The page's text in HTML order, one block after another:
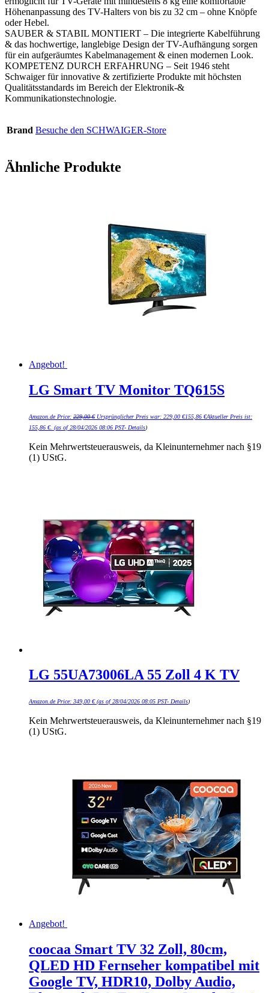
Höhenanpassung des TV-Halters von bis zu 32 cm – ohne Knöpfe
oder Hebel.
SAUBER & STABIL MONTIERT – Die integrierte Kabelführung
& das hochwertige, langlebige Design der TV-Aufhängung sorgen
für ein aufgeräumtes Kabelmanagement & einen modernen Look.
KOMPETENZ DURCH ERFAHRUNG – Seit 1946 steht
Schwaiger für innovative & zertifizierte Produkte mit höchsten
Qualitätsstandards im Bereich der Elektronik-&
Kommunikationstechnologie.
Brand Besuche den SCHWAIGER-Store
Ähnliche Produkte
Angebot!
LG Smart TV Monitor TQ615S
Amazon.de Price: 229,00€ Ursprünglicher Preis war: 229,00 €155,86 €Aktueller Preis ist:
155,86 €. (as of 28/04/2026 08:06 PST- Details)
Kein Mehrwertsteuerausweis, da Kleinunternehmer nach §19
(1) UStG.
LG 55UA73006LA 55 Zoll 4 K TV
Amazon.de Price: 349,00 €(as of 28/04/2026 08:05 PST- Details)
Kein Mehrwertsteuerausweis, da Kleinunternehmer nach §19
(1) UStG.
Angebot!
coocaa Smart TV 32 Zoll, 80cm,
QLED HD Fernseher kompatibel mit
Google TV, HDR10, Dolby Audio,